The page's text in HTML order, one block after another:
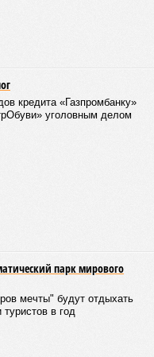
кредита «Газпромбанку»
уголовным делом
парк мирового
мечты" будут отдыхать
в год